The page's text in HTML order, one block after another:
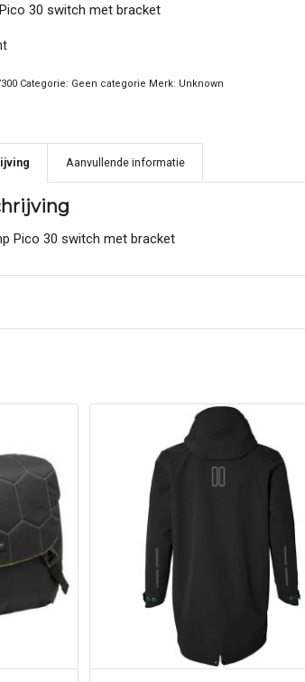
30 switch met bracket
Categorie: Geen categorie Merk: Unknown
Aanvullende informatie
Pico 30 switch met bracket